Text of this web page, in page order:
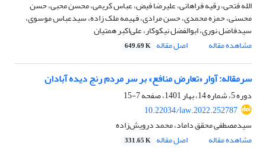
الله فتحی، رقیه فراهانی، علیرضا فیض، عباس کریمی، محسن محبی، حسن
محسنی، حمزه محمدی، حسن مرادی، فهیمه ملک زاده، سیدعباس موسوی،
سیدفاضل نوری، ابوالفضل نیکوکار، علی‌اکبر همتیان
مشاهده مقاله
اصل مقاله 649.69 K
سرمقاله: آوار «تعارض منافع» بر سر مردم رنج دیده آبادان
دوره 5، شماره 14، بهار 1401، صفحه
7-15
10.22034/law.2022.252787
سیدمصطفی محقق داماد، محمد درویش‌زاده
مشاهده مقاله
اصل مقاله 331.65 K